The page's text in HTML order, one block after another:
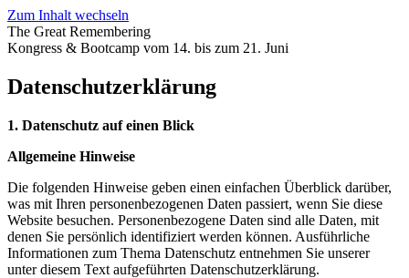
Zum Inhalt wechseln
The Great Remembering
Kongress & Bootcamp vom 14. bis zum 21. Juni
Datenschutzerklärung
1. Datenschutz auf einen Blick
Allgemeine Hinweise
Die folgenden Hinweise geben einen einfachen Überblick darüber,
was mit Ihren personenbezogenen Daten passiert, wenn Sie diese
Website besuchen. Personenbezogene Daten sind alle Daten, mit
denen Sie persönlich identifiziert werden können. Ausführliche
Informationen zum Thema Datenschutz entnehmen Sie unserer
unter diesem Text aufgeführten Datenschutzerklärung.